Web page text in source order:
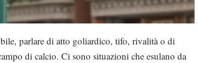
parlare di atto goliardico, tifo, rivalità o di
di calcio. Ci sono situazioni che esulano da